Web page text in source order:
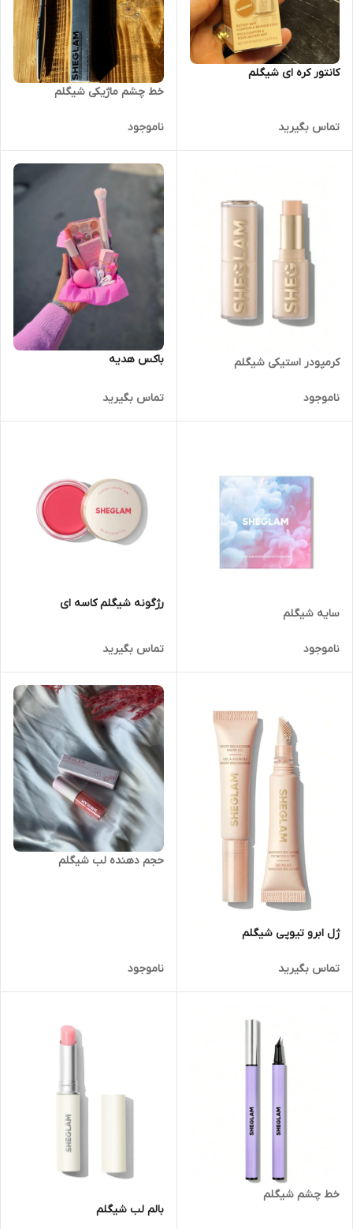
کانتور کره ای شیگلم
تماس بگیرید
خط چشم ماژیکی شیگلم
ناموجود
کرمپودر استیکی شیگلم
ناموجود
‌باکس هدیه
تماس بگیرید
سایه شیگلم
ناموجود
رژگونه شیگلم کاسه ای
تماس بگیرید
ژل ابرو تیوپی شیگلم
تماس بگیرید
حجم دهنده لب شیگلم
ناموجود
خط چشم شیگلم
بالم لب شیگلم